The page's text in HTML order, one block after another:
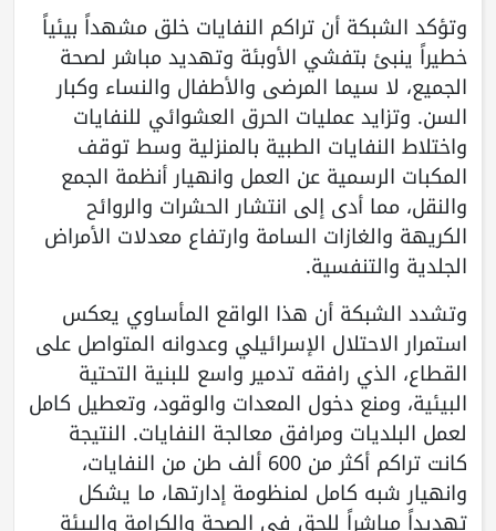
وتؤكد الشبكة أن تراكم النفايات خلق مشهداً بيئياً
خطيراً ينبئ بتفشي الأوبئة وتهديد مباشر لصحة
الجميع، لا سيما المرضى والأطفال والنساء وكبار
السن. وتزايد عمليات الحرق العشوائي للنفايات
واختلاط النفايات الطبية بالمنزلية وسط توقف
المكبات الرسمية عن العمل وانهيار أنظمة الجمع
والنقل، مما أدى إلى انتشار الحشرات والروائح
الكريهة والغازات السامة وارتفاع معدلات الأمراض
الجلدية والتنفسية.
وتشدد الشبكة أن هذا الواقع المأساوي يعكس
استمرار الاحتلال الإسرائيلي وعدوانه المتواصل على
القطاع، الذي رافقه تدمير واسع للبنية التحتية
البيئية، ومنع دخول المعدات والوقود، وتعطيل كامل
لعمل البلديات ومرافق معالجة النفايات. النتيجة
كانت تراكم أكثر من 600 ألف طن من النفايات،
وانهيار شبه كامل لمنظومة إدارتها، ما يشكل
تهديداً مباشراً للحق في الصحة والكرامة والبيئة